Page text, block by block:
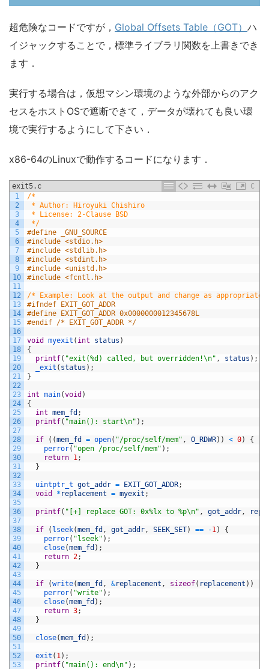
超危険なコードですが， Global Offsets Table（GOT） ハ
イジャックすることで，標準ライブラリ関数を上書きでき
ます．
実行する場合は，仮想マシン環境のような外部からのアク
セスをホストOSで遮断できて，データが壊れても良い環
境で実行するようにして下さい．
x86-64のLinuxで動作するコードになります．
exit5.c
C
1
2
3
4
5
6
7
8
9
10
11
12
13
14
15
16
17
18
19
20
21
22
23
24
25
26
27
28
29
30
31
32
33
34
35
36
37
38
39
40
41
42
43
44
45
46
47
48
49
50
51
52
53
/*
* Author: Hiroyuki Chishiro
* License: 2-Clause BSD
*/
#define _GNU_SOURCE
#include <stdio.h>
#include <stdlib.h>
#include <stdint.h>
#include <unistd.h>
#include <fcntl.h>
/* Example: Look at the output and change as
#ifndef EXIT_GOT_ADDR
#define EXIT_GOT_ADDR 0x0000000012345678L
#endif /* EXIT_GOT_ADDR */
void myexit ( int status )
{
printf( "exit(%d) called, but overridden!\n" , status ) ;
_exit ( status ) ;
}
int main(void )
{
int mem_fd ;
printf( "main(): start\n" ) ;
if ( (mem_fd = open( "/proc/self/mem" , O_RDWR) ) < 0)
{
perror( "open /proc/self/mem" ) ;
return 1;
}
uintptr_t got_addr = EXIT_GOT_ADDR;
void
* replacement = myexit ;
printf( "[+] replace GOT: 0x%lx to %p\n" , got_addr,
if ( lseek(mem_fd , got_addr, SEEK_SET) == -1)
{
perror( "lseek" ) ;
close(mem_fd ) ;
return 2;
}
if (write(mem_fd , &replacement , sizeof( replacement ) )
perror( "write" ) ;
close(mem_fd ) ;
return 3;
}
close(mem_fd ) ;
exit ( 1) ;
printf( "main(): end\n" ) ;